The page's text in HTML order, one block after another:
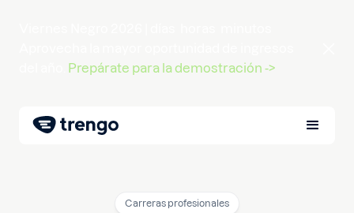
Prepárate para la demostración ->
Carreras profesionales